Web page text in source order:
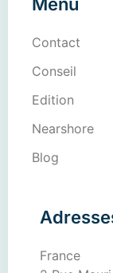
Contact
Conseil
Edition
Nearshore
Blog
France